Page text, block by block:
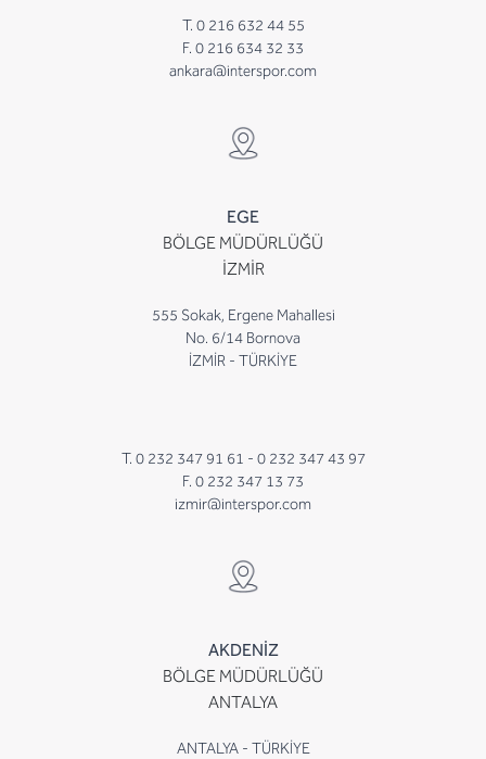
T. 0 216 632 44 55
F. 0 216 634 32 33
ankara@interspor.com
EGE
BÖLGE MÜDÜRLÜĞÜ
İZMİR
555 Sokak, Ergene Mahallesi
No. 6/14 Bornova
İZMİR - TÜRKİYE
T. 0 232 347 91 61 - 0 232 347 43 97
F. 0 232 347 13 73
izmir@interspor.com
AKDENİZ
BÖLGE MÜDÜRLÜĞÜ
ANTALYA
ANTALYA - TÜRKİYE